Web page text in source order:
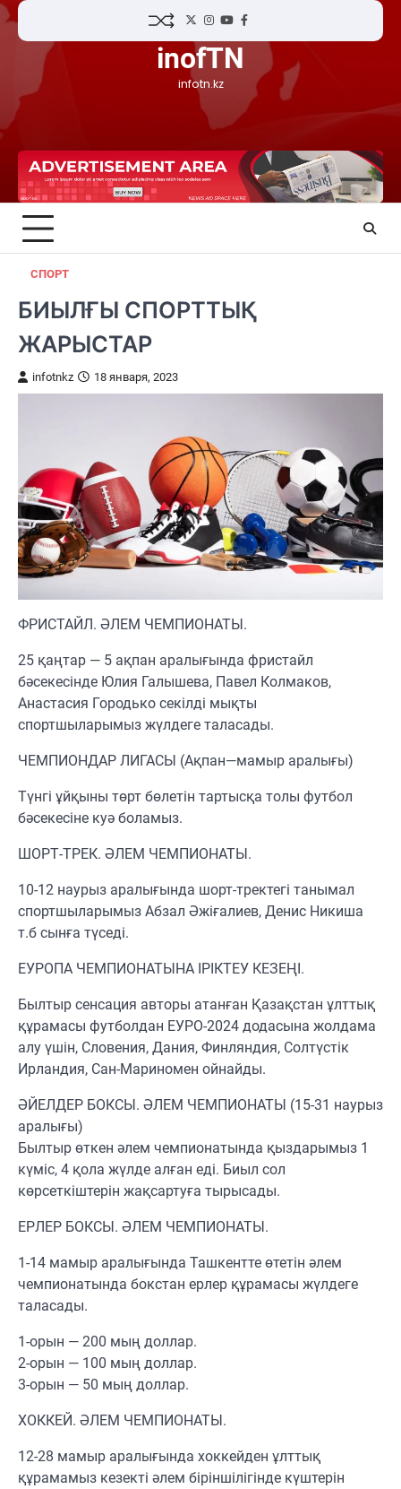
Skip
content
TwitterInstagram
YouTubeFacebook
inofTN
infotn.kz
СПОРТ
БИЫЛҒЫ СПОРТТЫҚ
ЖАРЫСТАР
infotnkz 18 января, 2023
ФРИСТАЙЛ. ӘЛЕМ ЧЕМПИОНАТЫ.
25 қаңтар — 5 ақпан аралығында фристайл
бәсекесінде Юлия Галышева, Павел Колмаков,
Анастасия Городько секілді мықты
спортшыларымыз жүлдеге таласады.
ЧЕМПИОНДАР ЛИГАСЫ (Ақпан—мамыр аралығы)
Түнгі ұйқыны төрт бөлетін тартысқа толы футбол
бәсекесіне куә боламыз.
ШОРТ-ТРЕК. ӘЛЕМ ЧЕМПИОНАТЫ.
10-12 наурыз аралығында шорт-тректегі танымал
спортшыларымыз Абзал Әжіғалиев, Денис Никиша
т.б сынға түседі.
ЕУРОПА ЧЕМПИОНАТЫНА ІРІКТЕУ КЕЗЕҢІ.
Былтыр сенсация авторы атанған Қазақстан ұлттық
құрамасы футболдан ЕУРО-2024 додасына жолдама
алу үшін, Словения, Дания, Финляндия, Солтүстік
Ирландия, Сан-Мариномен ойнайды.
ӘЙЕЛДЕР БОКСЫ. ӘЛЕМ ЧЕМПИОНАТЫ (15-31 наурыз
аралығы)
Былтыр өткен әлем чемпионатында қыздарымыз 1
күміс, 4 қола жүлде алған еді. Биыл сол
көрсеткіштерін жақсартуға тырысады.
ЕРЛЕР БОКСЫ. ӘЛЕМ ЧЕМПИОНАТЫ.
1-14 мамыр аралығында Ташкентте өтетін әлем
чемпионатында бокстан ерлер құрамасы жүлдеге
таласады.
1-орын — 200 мың доллар.
2-орын — 100 мың доллар.
3-орын — 50 мың доллар.
ХОККЕЙ. ӘЛЕМ ЧЕМПИОНАТЫ.
12-28 мамыр аралығында хоккейден ұлттық
құрамамыз кезекті әлем біріншілігінде күштерін